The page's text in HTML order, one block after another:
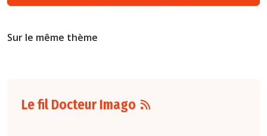
Sur le même thème
Le fil Docteur Imago